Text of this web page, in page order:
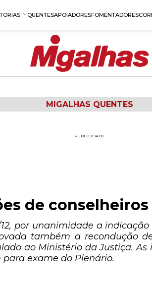
QUENTESAPOIADORESFOMENTADORES
MIGALHAS QUENTES
PUBLICIDADE
de conselheiros
por unanimidade a
também a recondução
ao Ministério da Justiça.
exame do Plenário.